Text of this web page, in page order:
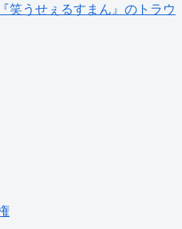
笑うせぇるすまん』のトラウ